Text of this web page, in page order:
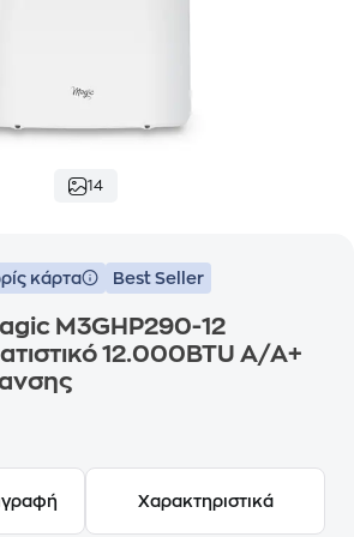
14
κάρτα Best Seller
M3GHP290-12
12.000BTU A/Α+
Χαρακτηριστικά